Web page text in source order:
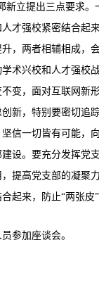
新立提出三点要求。
才强校紧密结合起
，两者相辅相成，
术兴校和人才强校
变，面对互联网新
新，特别要密切追
信一切皆有可能，
设。要充分发挥党
提高党支部的凝聚
起来，防止“两张皮”
参加座谈会。